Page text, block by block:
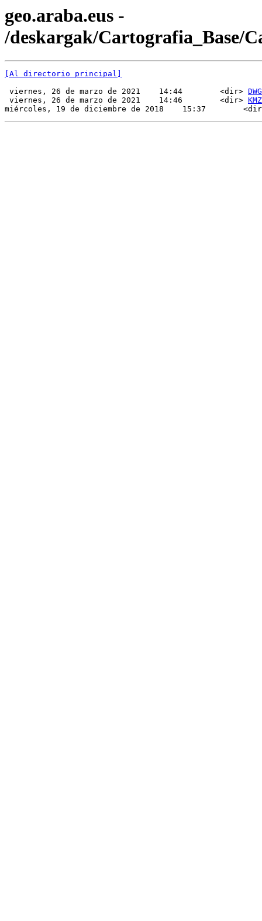
geo.araba.eus -
/deskargak/Cartografia_Base/
[Al directorio principal]
viernes, 26 de marzo de 2021    14:44        <dir>
viernes, 26 de marzo de 2021    14:46        <dir> KMZ
miércoles, 19 de diciembre de 2018    15:37